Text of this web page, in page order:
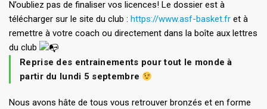
N’oubliez pas de finaliser vos licences! Le dossier est à
télécharger sur le site du club : https://www.asf-basket.fr et à
remettre à votre coach ou directement dans la boîte aux lettres
du club
Reprise des entrainements pour tout le monde à
partir du lundi 5 septembre
Nous avons hâte de tous vous retrouver bronzés et en forme